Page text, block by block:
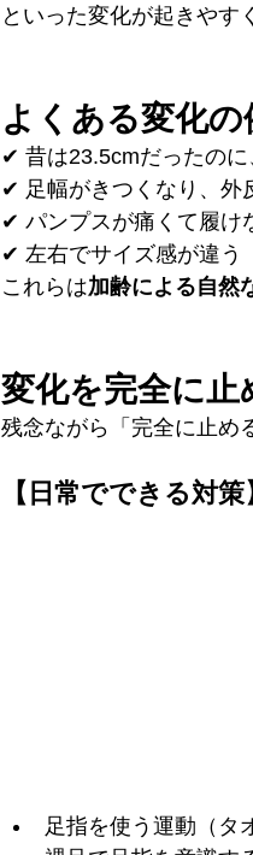
といった変化が起きやす
よくある変化の
✔ 昔は23.5cmだったの
✔ 足幅がきつくなり、外
✔ パンプスが痛くて履け
✔ 左右でサイズ感が違う
これらは加齢による自然
変化を完全に止
残念ながら「完全に止め
【日常でできる対策
足指を使う運動（タ